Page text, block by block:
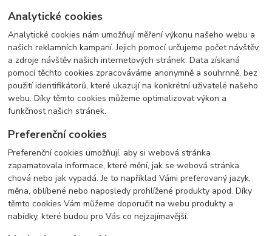
Analytické cookies
Analytické cookies nám umožňují měření výkonu našeho webu a
našich reklamních kampaní. Jejich pomocí určujeme počet návštěv
a zdroje návštěv našich internetových stránek. Data získaná
pomocí těchto cookies zpracováváme anonymně a souhrnně, bez
použití identifikátorů, které ukazují na konkrétní uživatelé našeho
webu. Díky těmto cookies můžeme optimalizovat výkon a
funkčnost našich stránek.
Preferenční cookies
Preferenční cookies umožňují, aby si webová stránka
zapamatovala informace, které mění, jak se webová stránka
chová nebo jak vypadá. Je to například Vámi preferovaný jazyk,
měna, oblíbené nebo naposledy prohlížené produkty apod. Díky
těmto cookies Vám můžeme doporučit na webu produkty a
nabídky, které budou pro Vás co nejzajímavější.